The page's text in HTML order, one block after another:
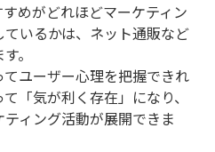
めがどれほどマーケティン
いるかは、ネット通販など
。
ユーザー心理を把握できれ
「気が利く存在」になり、
ィング活動が展開できま